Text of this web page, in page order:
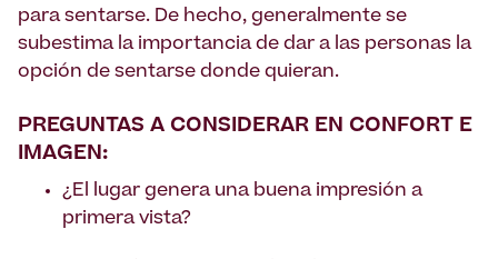
para sentarse. De hecho, generalmente se
subestima la importancia de dar a las personas la
opción de sentarse donde quieran.
PREGUNTAS A CONSIDERAR EN CONFORT E
IMAGEN:
¿El lugar genera una buena impresión a
primera vista?